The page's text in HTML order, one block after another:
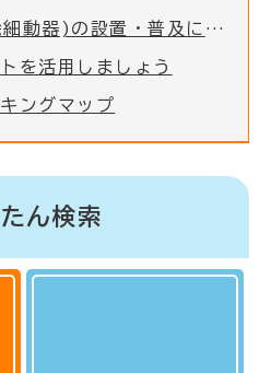
AED(自動体外式除細動器)の設置・普及について
を活用しましょう
ングマップ
ん検索